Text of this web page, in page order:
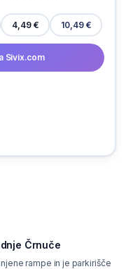
4,49 € 10,49 €
Sivix.com
Črnuče
rampe in je parkirišče